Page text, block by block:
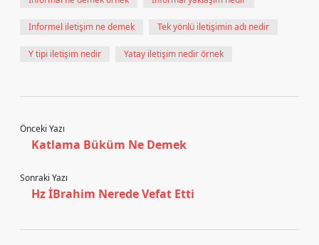
Informel iletişim ne demek Tek yönlü iletişimin adı nedir
Y tipi iletişim nedir Yatay iletişim nedir örnek
Önceki Yazı
Katlama Büküm Ne Demek
Sonraki Yazı
Hz İBrahim Nerede Vefat Etti